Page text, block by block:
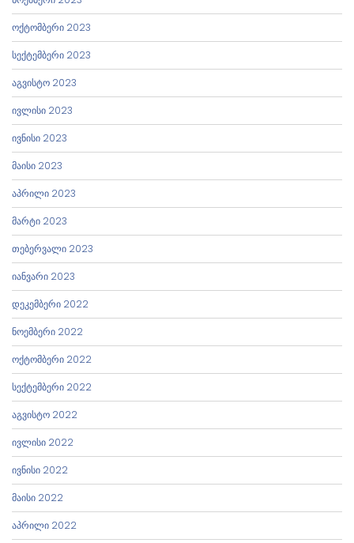
ოქტომბერი 2023
სექტემბერი 2023
აგვისტო 2023
ივლისი 2023
ივნისი 2023
მაისი 2023
აპრილი 2023
მარტი 2023
თებერვალი 2023
იანვარი 2023
დეკემბერი 2022
ნოემბერი 2022
ოქტომბერი 2022
სექტემბერი 2022
აგვისტო 2022
ივლისი 2022
ივნისი 2022
მაისი 2022
აპრილი 2022